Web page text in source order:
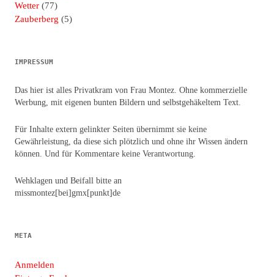
Wetter (77)
Zauberberg (5)
IMPRESSUM
Das hier ist alles Privatkram von Frau Montez. Ohne kommerzielle
Werbung, mit eigenen bunten Bildern und selbstgehäkeltem Text.
Für Inhalte extern gelinkter Seiten übernimmt sie keine
Gewährleistung, da diese sich plötzlich und ohne ihr Wissen ändern
können. Und für Kommentare keine Verantwortung.
Wehklagen und Beifall bitte an
missmontez[bei]gmx[punkt]de
META
Anmelden